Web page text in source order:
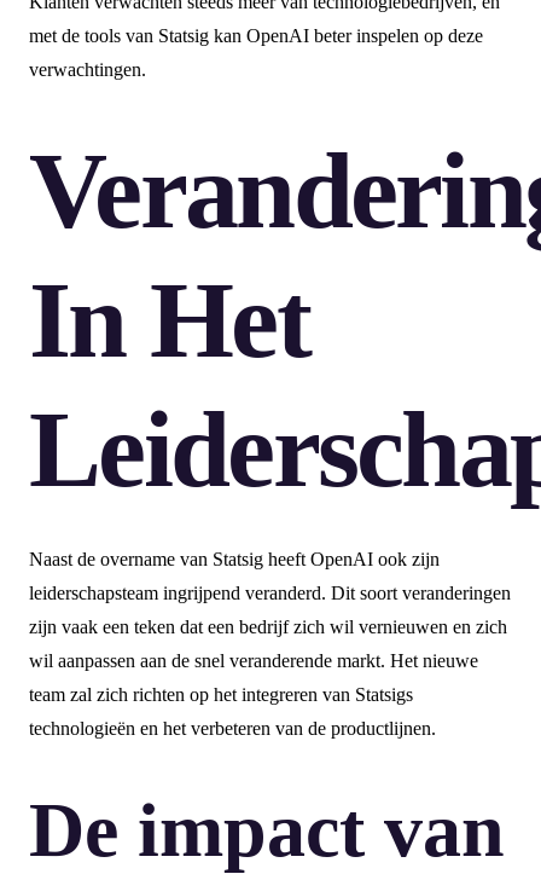
met de tools van Statsig kan OpenAI beter inspelen op deze
verwachtingen.
In Het
Naast de overname van Statsig heeft OpenAI ook zijn
leiderschapsteam ingrijpend veranderd. Dit soort veranderingen
zijn vaak een teken dat een bedrijf zich wil vernieuwen en zich
wil aanpassen aan de snel veranderende markt. Het nieuwe
team zal zich richten op het integreren van Statsigs
technologieën en het verbeteren van de productlijnen.
De impact van